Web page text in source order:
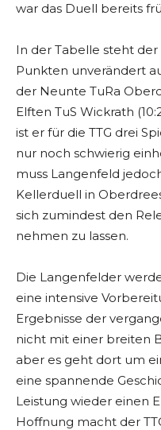
war das Duell bereits
In der Tabelle steht der
Punkten unverändert
der Neunte TuRa
Elften TuS Wickrath
ist er für die TTG drei
nur noch schwierig
muss Langenfeld
Kellerduell in
sich zumindest den
nehmen zu lassen.
Die Langenfelder
eine intensive
Ergebnisse der
nicht mit einer breiten
aber es geht dort um
eine spannende
Leistung wieder einen
Hoffnung macht der